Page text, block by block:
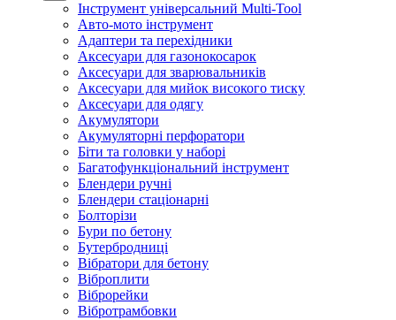
Інструмент універсальний Multi-Tool
Авто-мото інструмент
Адаптери та перехідники
Аксесуари для газонокосарок
Аксесуари для зварювальників
Аксесуари для мийок високого тиску
Аксесуари для одягу
Акумулятори
Акумуляторні перфоратори
Біти та головки у наборі
Багатофункціональний інструмент
Блендери ручні
Блендери стаціонарні
Болторізи
Бури по бетону
Бутербродниці
Вібратори для бетону
Віброплити
Віброрейки
Вібротрамбовки